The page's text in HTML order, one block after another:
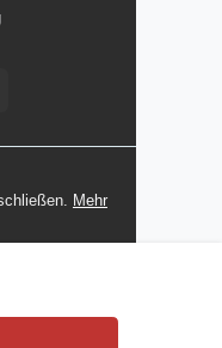
Mehr